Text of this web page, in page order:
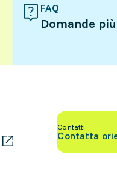
FAQ
Domande
Contatti
Contatta